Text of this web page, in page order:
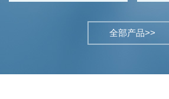
全部产品>>